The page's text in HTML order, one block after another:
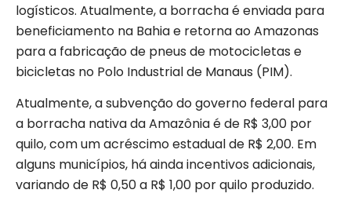
logísticos. Atualmente, a borracha é enviada para
beneficiamento na Bahia e retorna ao Amazonas
para a fabricação de pneus de motocicletas e
bicicletas no Polo Industrial de Manaus (PIM).
Atualmente, a subvenção do governo federal para
a borracha nativa da Amazônia é de R$ 3,00 por
quilo, com um acréscimo estadual de R$ 2,00. Em
alguns municípios, há ainda incentivos adicionais,
variando de R$ 0,50 a R$ 1,00 por quilo produzido.